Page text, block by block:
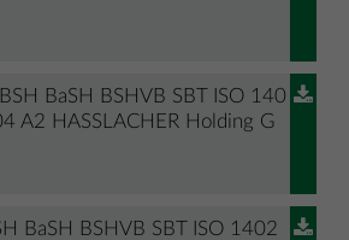
BaSH BSHVB SBT ISO 140
A2 HASSLACHER Holding G
BaSH BSHVB SBT ISO 1402